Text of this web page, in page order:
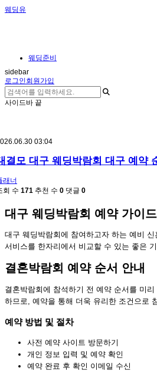
웨딩유
웨딩준비
sidebar
로그인회원가입
사이드바 끝
03:04
결모 대구 웨딩박람회 대구 예약
래너
회 수 171 추천 수 0 댓글 0
대구 웨딩박람회 예약 가이드
대구 웨딩박람회에 참여하고자 하는 예비
서비스를 한자리에서 비교할 수 있는 좋은
결혼박람회 예약 순서 안내
결혼박람회에 참석하기 전 예약 순서를 미
하므로, 예약을 통해 더욱 유리한 조건으로
예약 방법 및 절차
사전 예약 사이트 방문하기
개인 정보 입력 및 예약 확인
예약 완료 후 확인 이메일 수신